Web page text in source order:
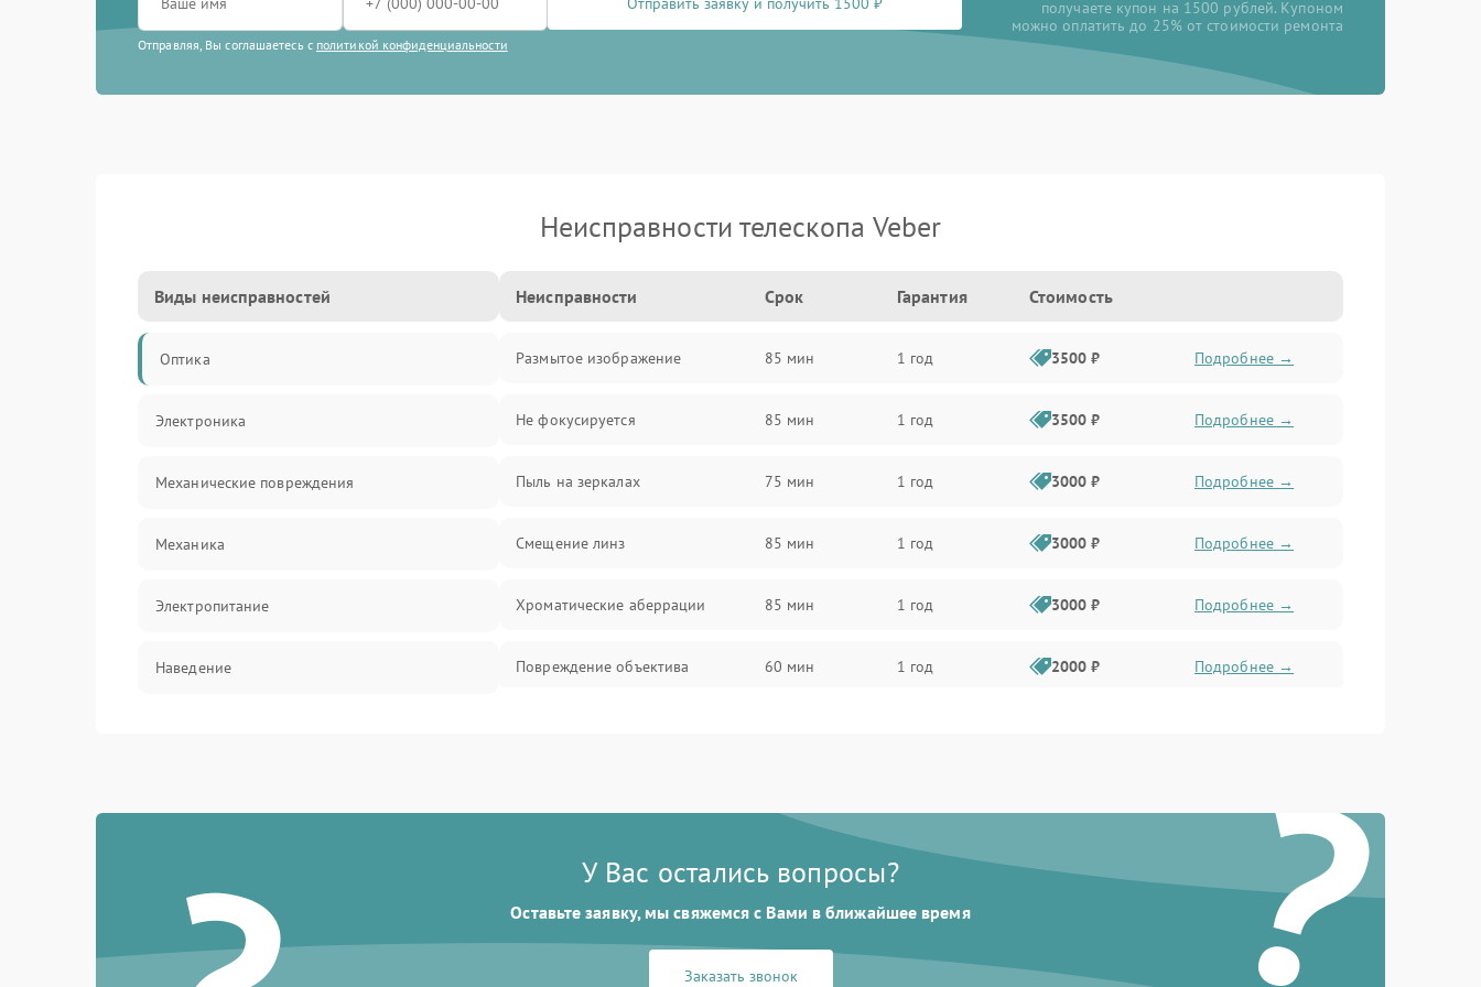
Отправляя, Вы соглашаетесь с политикой конфиденциальности
получаете купон на 1500 рублей. Купоном
можно оплатить до 25% от стоимости ремонта
Неисправности телескопа Veber
Виды неисправностей
Оптика
Электроника
Механические повреждения
Механика
Электропитание
Наведение
Неисправности Срок Гарантия Стоимость
Размытое изображение 85 мин 1 год 3500 ₽ Подробнее →
Не фокусируется 85 мин 1 год 3500 ₽ Подробнее →
Пыль на зеркалах 75 мин 1 год 3000 ₽ Подробнее →
Смещение линз 85 мин 1 год 3000 ₽ Подробнее →
Хроматические аберрации 85 мин 1 год 3000 ₽ Подробнее →
Повреждение объектива 60 мин 1 год 2000 ₽ Подробнее →
?
У Вас остались вопросы?
Оставьте заявку, мы свяжемся с Вами в ближайшее время
Заказать звонок